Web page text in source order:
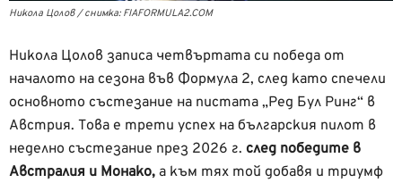
Никола Цолов / снимка: FIAFORMULA2.COM
Никола Цолов записа четвъртата си победа от
началото на сезона във Формула 2, след като спечели
основното състезание на пистата „Ред Бул Ринг“ в
Австрия. Това е трети успех на българския пилот в
неделно състезание през 2026 г. след победите в
Австралия и Монако, а към тях той добавя и триумф